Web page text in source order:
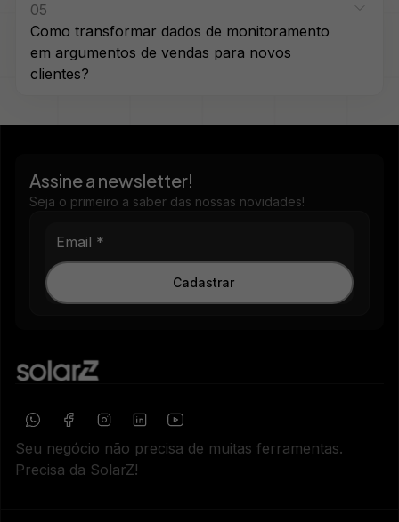
05
Como transformar dados de monitoramento
em argumentos de vendas para novos
clientes?
Assine a newsletter!
Seja o primeiro a saber das nossas novidades!
Cadastrar
Seu negócio não precisa de muitas ferramentas.
Precisa da SolarZ!